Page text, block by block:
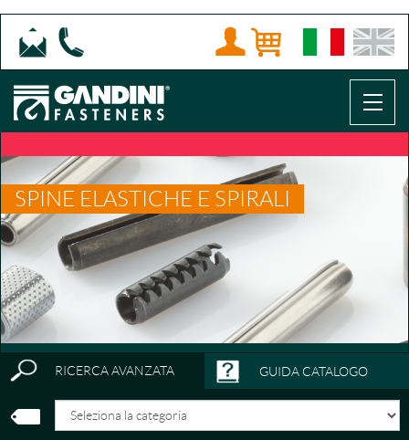
SPINE ELASTICHE E SPIRALI
RICERCA AVANZATA GUIDA CATALOGO